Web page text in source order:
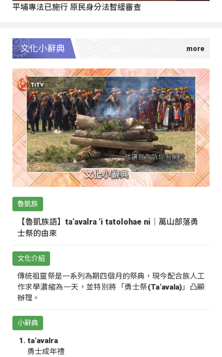
平埔專法已施行 原民身分法暫緩審查
文化小辭典
魯凱族
【魯凱族語】ta‘avalra ‘i tatolohae ni｜萬山部落勇
士祭的由來
文化介紹
傳統祖靈祭是一系列為期四個月的祭典，現今配合族人工
作求學濃縮為一天，並特別將「勇士祭(Ta‘avala)」凸顯
辦理。
小辭典
ta‘avalra
勇士成年禮